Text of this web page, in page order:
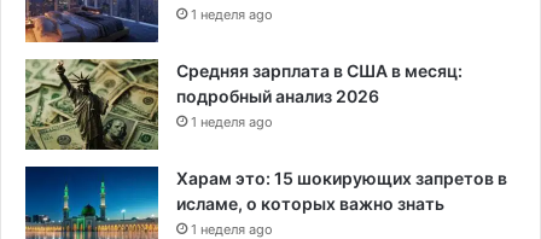
е
р
о
в
о
з
у
1 неделя ago
Средняя зарплата в США в месяц:
подробный анализ 2026
1 неделя ago
Харам это: 15 шокирующих запретов в
исламе, о которых важно знать
1 неделя ago